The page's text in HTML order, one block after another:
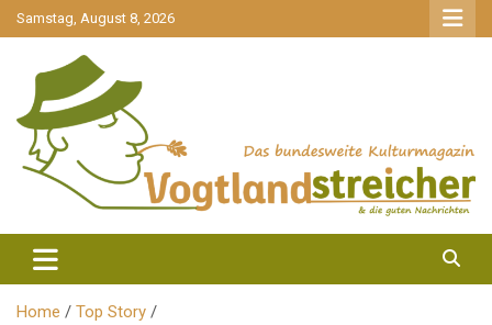
gehe
zum
Samstag, August 8, 2026
Vogtlandstreicher
Home
Top Story